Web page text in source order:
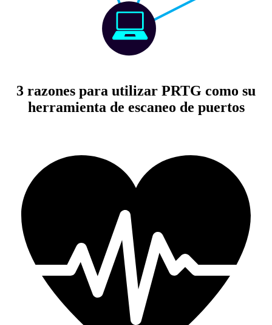
3 razones para utilizar PRTG como su
herramienta de escaneo de puertos